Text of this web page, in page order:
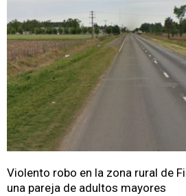
Violento robo en la zona rural de
una pareja de adultos mayores